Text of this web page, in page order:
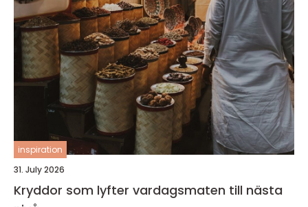
inspiration
31. July 2026
Kryddor som lyfter vardagsmaten till nästa